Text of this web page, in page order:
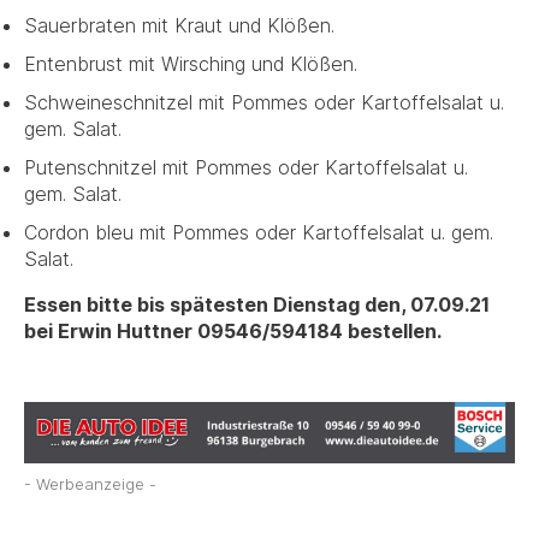
Sauerbraten mit Kraut und Klößen.
Entenbrust mit Wirsching und Klößen.
Schweineschnitzel mit Pommes oder Kartoffelsalat u.
gem. Salat.
Putenschnitzel mit Pommes oder Kartoffelsalat u.
gem. Salat.
Cordon bleu mit Pommes oder Kartoffelsalat u. gem.
Salat.
Essen bitte bis spätesten Dienstag den, 07.09.21
bei Erwin Huttner 09546/594184 bestellen.
- Werbeanzeige -